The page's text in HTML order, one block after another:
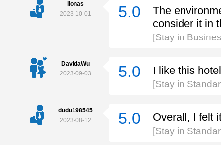
ilonas
2023-10-01
5.0
The
consider it in
[Stay in
DavidaWu
2023-09-03
5.0 I like this hotel
[Stay in
dudu198545
2023-08-12
5.0 Overall, I felt
[Stay in